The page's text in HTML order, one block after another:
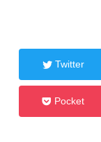
Twitter
Pocket